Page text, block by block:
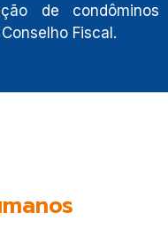
de condôminos
Fiscal.